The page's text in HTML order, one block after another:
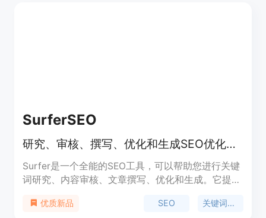
SurferSEO
研究、审核、撰写、优化和生成SEO优化文章的工具
Surfer是一个全能的SEO工具，可以帮助您进行关键
词研究、内容审核、文章撰写、优化和生成。它提供
效果的综合性内容策略。Surfer的主要功能包括：关
优质新品 SEO 关键词研究